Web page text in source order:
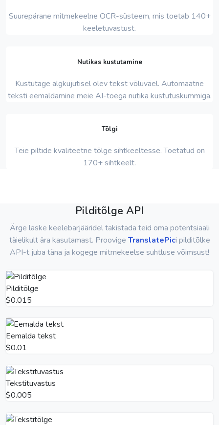
Suurepärane mitmekeelne OCR-süsteem, mis toetab 140+
keeletuvastust.
Nutikas kustutamine
Kustutage algkujutisel olev tekst võluväel. Automaatne
teksti eemaldamine meie AI-toega nutika kustutuskummiga.
Tõlgi
Teie piltide kvaliteetne tõlge sihtkeeltesse. Toetatud on
170+ sihtkeelt.
Pilditõlge API
Ärge laske keelebarjääridel takistada teid oma potentsiaali
täielikult ära kasutamast. Proovige TranslatePici pilditõlke
API-t juba täna ja kogege mitmekeelse suhtluse võimsust!
Pilditõlge
$0.015
Eemalda tekst
$0.01
Tekstituvastus
$0.005